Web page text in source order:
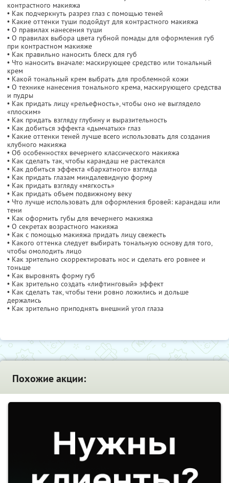
контрастного макияжа
• Как подчеркнуть разрез глаз с помощью теней
• Какие оттенки туши подойдут для контрастного макияжа
• О правилах нанесения туши
• О правилах выбора цвета губной помады для оформления губ
при контрастном макияже
• Как правильно наносить блеск для губ
• Что наносить вначале: маскирующее средство или тональный
крем
• Какой тональный крем выбрать для проблемной кожи
• О технике нанесения тонального крема, маскирующего средства
и пудры
• Как придать лицу «рельефность», чтобы оно не выглядело
«плоским»
• Как придать взгляду глубину и выразительность
• Как добиться эффекта «дымчатых» глаз
• Какие оттенки теней лучше всего использовать для создания
клубного макияжа
• Об особенностях вечернего классического макияжа
• Как сделать так, чтобы карандаш не растекался
• Как добиться эффекта «бархатного» взгляда
• Как придать глазам миндалевидную форму
• Как придать взгляду «мягкость»
• Как придать объем подвижному веку
• Что лучше использовать для оформления бровей: карандаш или
тени
• Как оформить губы для вечернего макияжа
• О секретах возрастного макияжа
• Как с помощью макияжа придать лицу свежесть
• Какого оттенка следует выбирать тональную основу для того,
чтобы омолодить лицо
• Как зрительно скорректировать нос и сделать его ровнее и
тоньше
• Как выровнять форму губ
• Как зрительно создать «лифтинговый» эффект
• Как сделать так, чтобы тени ровно ложились и дольше
держались
• Как зрительно приподнять внешний угол глаза
Похожие акции: